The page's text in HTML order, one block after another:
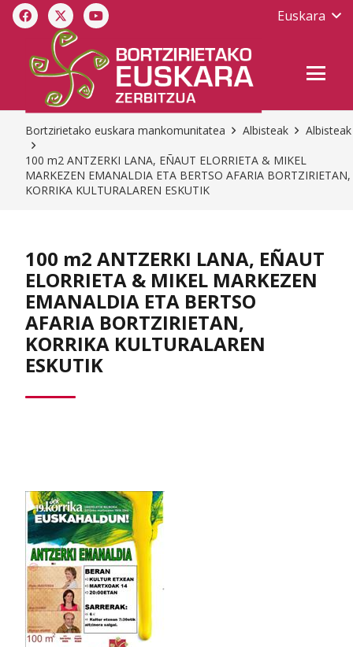
Euskara
Bortzirietako euskara mankomunitatea Albisteak
Albisteak
100 m2 ANTZERKI LANA, EÑAUT ELORRIETA & MIKEL
MARKEZEN EMANALDIA ETA BERTSO AFARIA BORTZIRIETAN,
KORRIKA KULTURALAREN ESKUTIK
100 m2 ANTZERKI LANA, EÑAUT
ELORRIETA & MIKEL MARKEZEN
EMANALDIA ETA BERTSO
AFARIA BORTZIRIETAN,
KORRIKA KULTURALAREN
ESKUTIK